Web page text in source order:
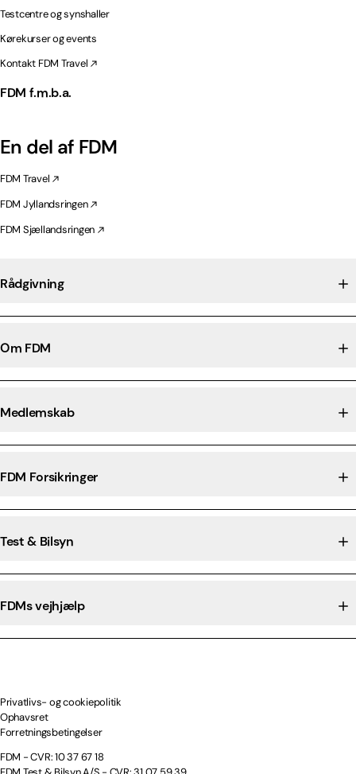
Testcentre og synshaller
Kørekurser og events
Kontakt FDM Travel
FDM f.m.b.a.
En del af FDM
FDM Travel
FDM Jyllandsringen
FDM Sjællandsringen
Rådgivning
Om FDM
Medlemskab
FDM Forsikringer
Test & Bilsyn
FDMs vejhjælp
Privatlivs- og cookiepolitik
Ophavsret
Forretningsbetingelser
FDM - CVR: 10 37 67 18